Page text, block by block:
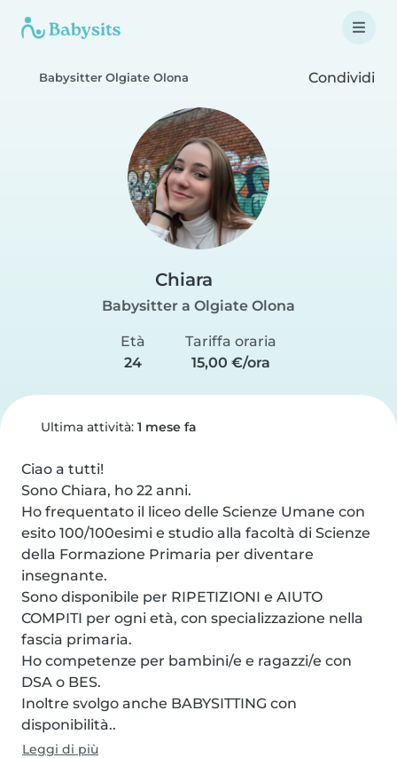
Babysitter Olgiate Olona Condividi
Chiara
Babysitter a Olgiate Olona
Età
24
Tariffa oraria
15,00 €/ora
Ultima attività: 1 mese fa
Ciao a tutti!
Sono Chiara, ho 22 anni.
Ho frequentato il liceo delle Scienze Umane con
esito 100/100esimi e studio alla facoltà di Scienze
della Formazione Primaria per diventare
insegnante.
Sono disponibile per RIPETIZIONI e AIUTO
COMPITI per ogni età, con specializzazione nella
fascia primaria.
Ho competenze per bambini/e e ragazzi/e con
DSA o BES.
Inoltre svolgo anche BABYSITTING con
disponibilità..
Leggi di più